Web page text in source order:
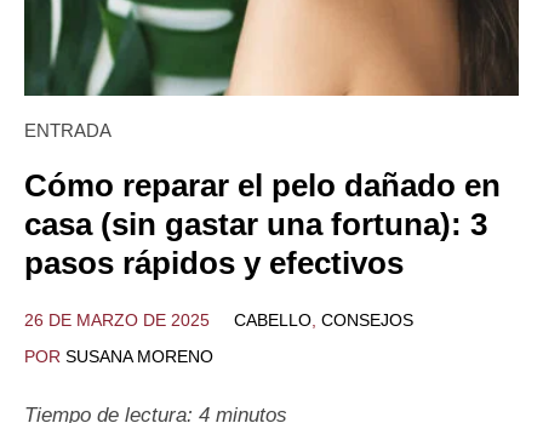
ENTRADA
Cómo reparar el pelo dañado en
casa (sin gastar una fortuna): 3
pasos rápidos y efectivos
26 DE MARZO DE 2025 CABELLO, CONSEJOS
POR SUSANA MORENO
Tiempo de lectura: 4 minutos